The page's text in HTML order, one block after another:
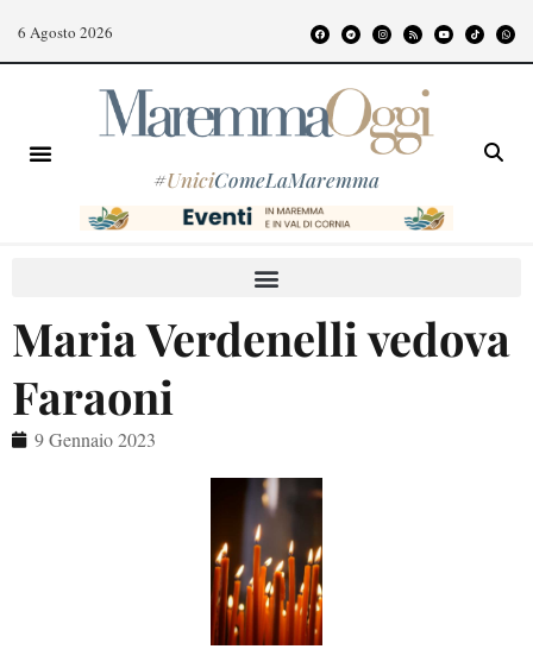
6 Agosto 2026
#UniciComeLaMaremma
Maria Verdenelli vedova
Faraoni
9 Gennaio 2023